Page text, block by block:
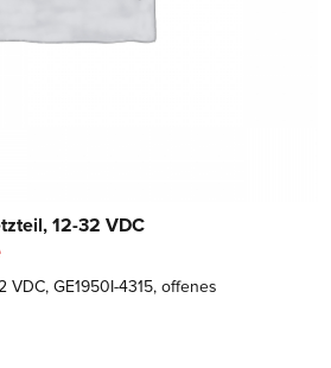
12-32 VDC
VDC, GE1950I-4315, offenes